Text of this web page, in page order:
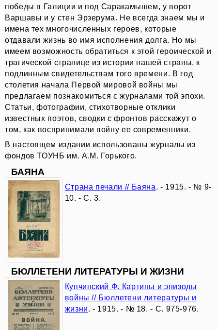
войне
О
литературе
Навигация
по
День,
равный
жизни:
повесть
А.И.
Солженицына
«Один
день
Ивана
Денисовича»
победы в Галиции и под Саракамышем, у ворот
Варшавы и у стен Эрзерума. Не всегда знаем мы и
имена тех многочисленных героев, которые
отдавали жизнь во имя исполнения долга. Но мы
имеем возможность обратиться к этой героической и
трагической странице из истории нашей страны, к
подлинным свидетельствам того времени. В год
столетия начала Первой мировой войны мы
предлагаем познакомиться с журналами той эпохи.
Статьи, фотографии, стихотворные отклики
известных поэтов, сводки с фронтов расскажут о
том, как воспринимали войну ее современники.
В настоящем издании использованы журналы из
фондов ТОУНБ им. А.М. Горького.
БАЯНА
Страна печали // Баяна. - 1915. - № 9-
10. - С. 3.
БЮЛЛЕТЕНИ ЛИТЕРАТУРЫ И ЖИЗНИ
Купчинский Ф. Картины и эпизоды
войны // Бюллетени литературы и
жизни. - 1915. - № 18. - С. 975-976.